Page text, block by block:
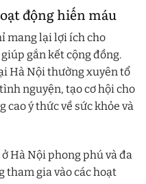
động hiến máu
mang lại lợi ích cho
gắn kết cộng đồng.
Hà Nội thường xuyên tổ
nguyện, tạo cơ hội cho
ý thức về sức khỏe và
Hà Nội phong phú và đa
tham gia vào các hoạt